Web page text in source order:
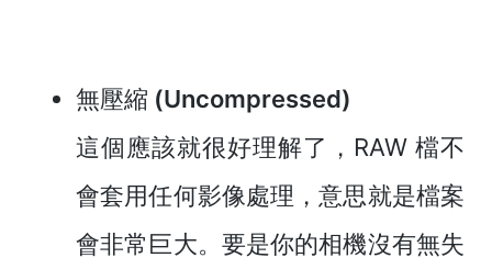
無壓縮 (Uncompressed)
這個應該就很好理解了，RAW 檔不
會套用任何影像處理，意思就是檔案
會非常巨大。要是你的相機沒有無失